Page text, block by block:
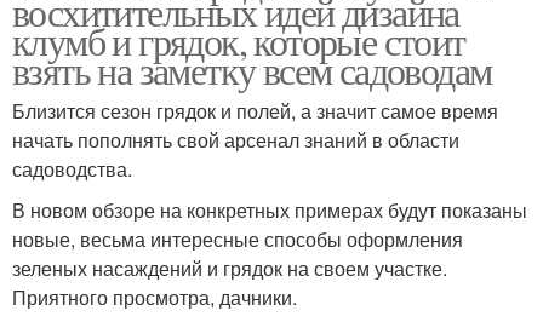
восхитительных идей дизайна
клумб и грядок, которые стоит
взять на заметку всем садоводам
Близится сезон грядок и полей, а значит самое время
начать пополнять свой арсенал знаний в области
садоводства.
В новом обзоре на конкретных примерах будут показаны
новые, весьма интересные способы оформления
зеленых насаждений и грядок на своем участке.
Приятного просмотра, дачники.